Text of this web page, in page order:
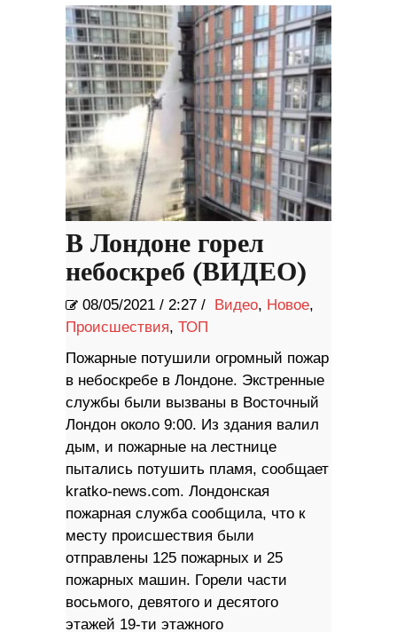
В Лондоне горел
небоскреб (ВИДЕО)
08/05/2021 / 2:27 / Видео, Новое,
Происшествия, ТОП
Пожарные потушили огромный пожар
в небоскребе в Лондоне. Экстренные
службы были вызваны в Восточный
Лондон около 9:00. Из здания валил
дым, и пожарные на лестнице
пытались потушить пламя, сообщает
kratko-news.com. Лондонская
пожарная служба сообщила, что к
месту происшествия были
отправлены 125 пожарных и 25
пожарных машин. Горели части
восьмого, девятого и десятого
этажей 19-ти этажного